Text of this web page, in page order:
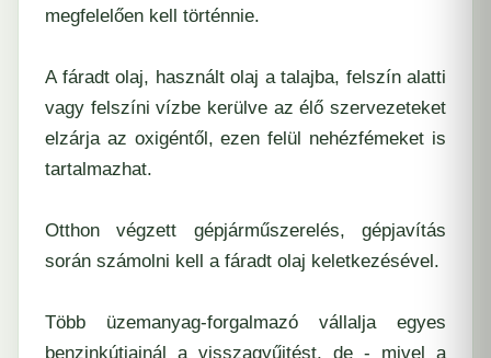
megfelelően kell történnie.
A fáradt olaj, használt olaj a talajba, felszín alatti
vagy felszíni vízbe kerülve az élő szervezeteket
elzárja az oxigéntől, ezen felül nehézfémeket is
tartalmazhat.
Otthon végzett gépjárműszerelés, gépjavítás
során számolni kell a fáradt olaj keletkezésével.
Több üzemanyag-forgalmazó vállalja egyes
benzinkútjainál a visszagyűjtést, de - mivel a